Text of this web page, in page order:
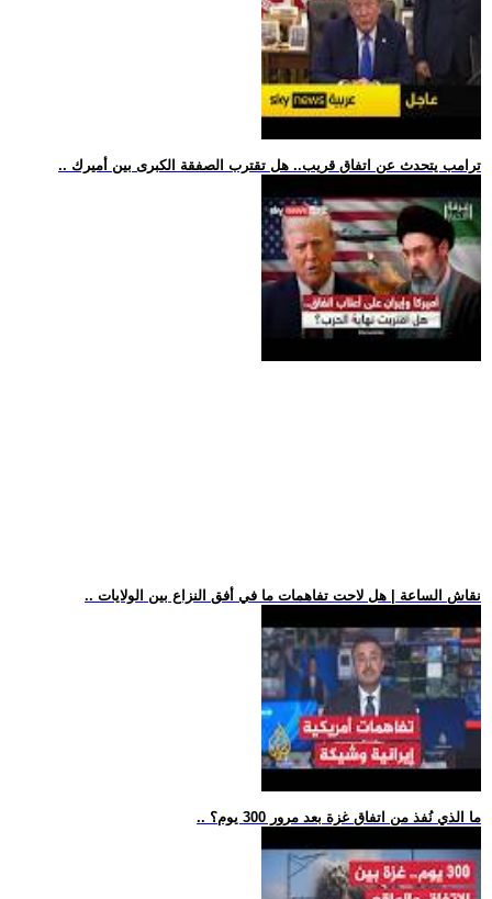
.. ترامب يتحدث عن اتفاق قريب.. هل تقترب الصفقة الكبرى بين أميرك
.. نقاش الساعة | هل لاحت تفاهمات ما في أفق النزاع بين الولايات
.. ما الذي نُفذ من اتفاق غزة بعد مرور 300 يوم؟